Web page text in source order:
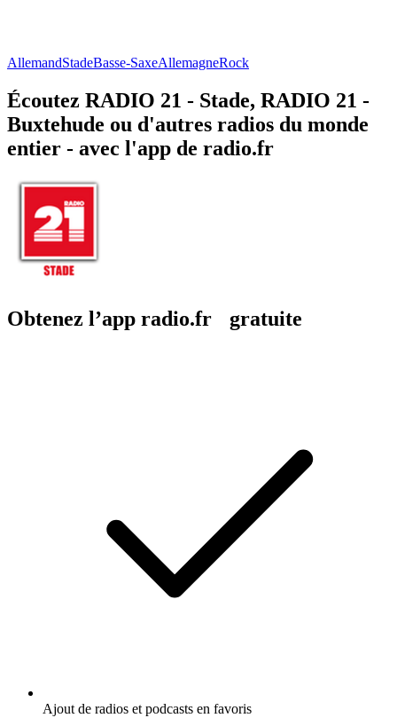
AllemandStadeBasse-SaxeAllemagneRock
Écoutez RADIO 21 - Stade, RADIO 21 -
Buxtehude ou d'autres radios du monde
entier - avec l'app de radio.fr
Obtenez l’app radio.fr gratuite
Ajout de radios et podcasts en favoris